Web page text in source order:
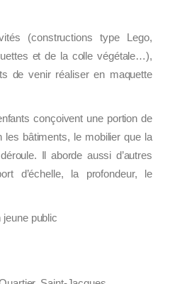
(constructions type Lego,
et de la colle végétale…),
de venir réaliser en maquette
conçoivent une portion de
les bâtiments, le mobilier que la
Il aborde aussi d’autres
d’échelle, la profondeur, le
jeune public